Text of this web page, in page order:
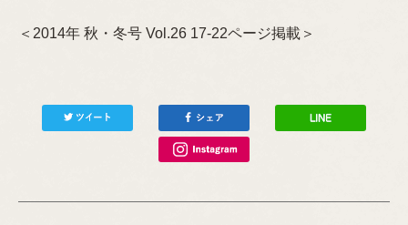
＜2014年 秋・冬号 Vol.26 17-22ページ掲載＞